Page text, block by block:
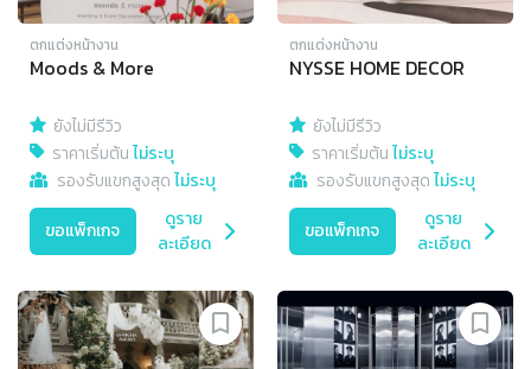
ตกแต่งหน้างาน
Moods & More
ยังไม่มีรีวิว
ราคาเริ่มต้นไม่ระบุ
รองรับแขกสูงสุดไม่ระบุ
ขอแพ็กเกจ
ดูราย
ละเอียด
ตกแต่งหน้างาน
NYSSE HOME DECOR
ยังไม่มีรีวิว
ราคาเริ่มต้นไม่ระบุ
รองรับแขกสูงสุดไม่ระบุ
ขอแพ็กเกจ
ดูราย
ละเอียด